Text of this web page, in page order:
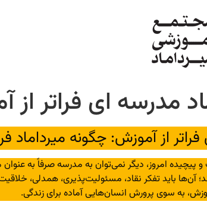
مدرسه ای فراتر از
از آموزش: چگونه میرداماد
پیچیده امروز، دیگر نمی‌توان به مدرسه صرفاً به عنوان
آن‌ها باید تفکر نقاد، مسئولیت‌پذیری، همدلی،
به سوی پرورش انسان‌هایی آماده برای زندگی.